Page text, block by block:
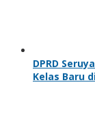
DPRD
Kelas Baru